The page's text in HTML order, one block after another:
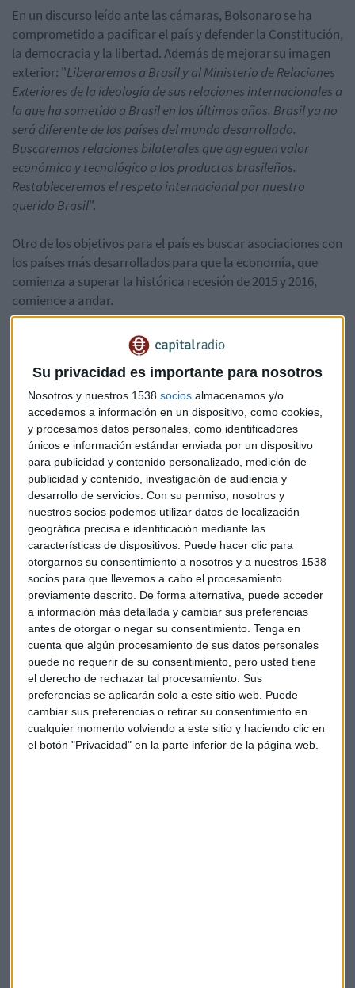
Su privacidad es importante para nosotros
Nosotros y nuestros 1538 socios almacenamos y/o
accedemos a información en un dispositivo, como cookies,
y procesamos datos personales, como identificadores
únicos e información estándar enviada por un dispositivo
para publicidad y contenido personalizado, medición de
publicidad y contenido, investigación de audiencia y
desarrollo de servicios. Con su permiso, nosotros y
nuestros socios podemos utilizar datos de localización
geográfica precisa e identificación mediante las
características de dispositivos. Puede hacer clic para
otorgarnos su consentimiento a nosotros y a nuestros 1538
socios para que llevemos a cabo el procesamiento
previamente descrito. De forma alternativa, puede acceder
a información más detallada y cambiar sus preferencias
antes de otorgar o negar su consentimiento. Tenga en
cuenta que algún procesamiento de sus datos personales
puede no requerir de su consentimiento, pero usted tiene
el derecho de rechazar tal procesamiento. Sus
preferencias se aplicarán solo a este sitio web. Puede
cambiar sus preferencias o retirar su consentimiento en
cualquier momento volviendo a este sitio y haciendo clic en
el botón "Privacidad" en la parte inferior de la página web.
En un discurso leído ante las cámaras, Bolsonaro se ha
comprometido a pacificar el país y defender la Constitución,
la democracia y la libertad. Además de mejorar su imagen
exterior: "Liberaremos a Brasil y al Ministerio de Relaciones
Exteriores de la ideología de sus relaciones internacionales a
la que ha sometido a Brasil en los últimos años. Brasil ya no
será diferente de los países del mundo desarrollado.
Buscaremos relaciones bilaterales que agreguen valor
económico y tecnológico a los productos brasileños.
Restableceremos el respeto internacional por nuestro
querido Brasil".
Otro de los objetivos para el país es buscar asociaciones con
los países más desarrollados para que la economía, que
comienza a superar la histórica recesión de 2015 y 2016,
comience a andar.
Haddad se compromete a defender los derechos de los
más de 46 millones de personas que le votaron.
que no están de acuerdo con la mayoría y merecen respeto,
también dice que mantendrá una oposición seria y
responsable, y ha reiterado que Bolsonaro puede ser un
riesgo para la democracia.
España es el tercer país más expuesto a la economía
brasileñapor detrás de los EEUU y segundo de Europa
después de Reino Unido. Según datos del Ministerio de
Industria, la inversión española en el país roza los a 39.500
millones de euros en 2016 con una generación de empleo de
155.000 personas.
El director de desarrollo internacional de IE Business School,
Antonio Montes, explica que podemos esperar un tono
mucho más conciliador y menos drástico que en campaña
de Bolsonaro. Quiere dar un rumbo mucho "más liberal a la
economía para cortar de alguna manera el ciclo vicioso de
la deuda", con más equilibrio fiscal, reduciendo la
burocracia y el gasto público. Promete una reforma
pensiones, privatización empresas públicas y ministerios
para reducir una deuda que supone el 80% del PIB. Montes